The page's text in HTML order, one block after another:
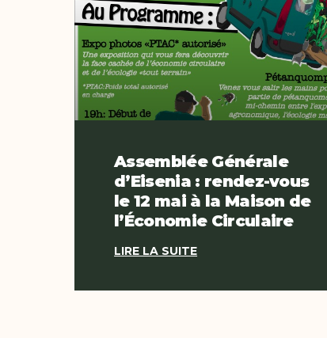
Assemblée Générale
d’Eisenia : rendez-vous
le 12 mai à la Maison de
l’Économie Circulaire
LIRE LA SUITE